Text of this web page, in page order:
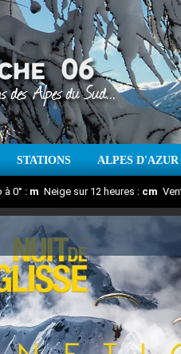
STATIONS ALPES D'AZUR
à 0° : m Neige sur 12 heures : cm